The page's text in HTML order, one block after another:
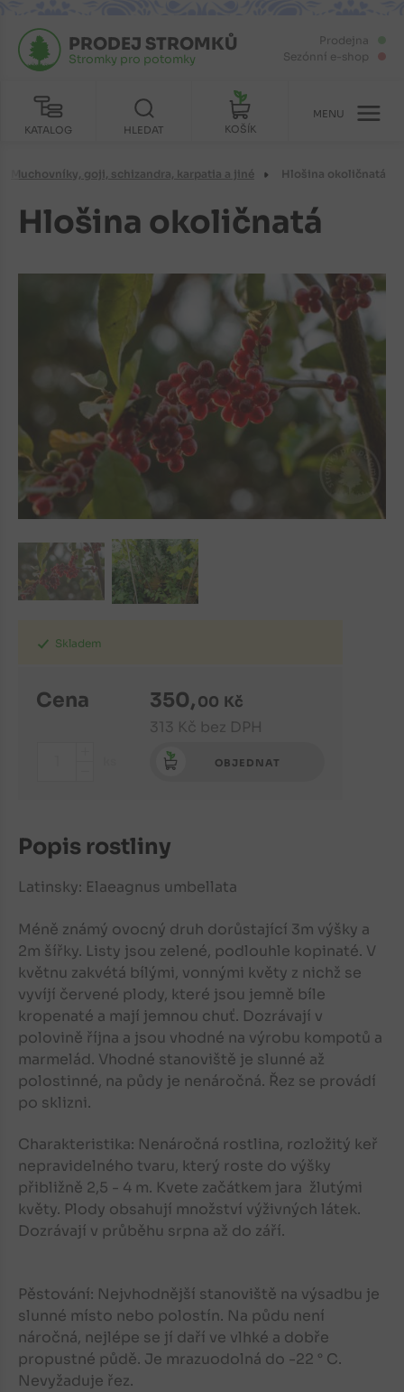
Prodejna
Sezónní e-shop
KATALOG
PRODEJ STROMKŮ
Stromky pro potomky
HLEDAT KOŠÍK
MENU
Muchovníky, goji, schizandra, karpatia a jiné Hlošina okoličnatá
Hlošina okoličnatá
Skladem
Cena 350,00 Kč
313 Kč bez DPH
OBJEDNAT
Popis rostliny
Latinsky: Elaeagnus umbellata
Méně známý ovocný druh dorůstající 3m výšky a
2m šířky. Listy jsou zelené, podlouhle kopinaté. V
květnu zakvétá bílými, vonnými květy z nichž se
vyvíjí červené plody, které jsou jemně bíle
kropenaté a mají jemnou chuť. Dozrávají v
polovině října a jsou vhodné na výrobu kompotů a
marmelád. Vhodné stanoviště je slunné až
polostinné, na půdy je nenáročná. Řez se provádí
po sklizni.
Charakteristika: Nenáročná rostlina, rozložitý keř
nepravidelného tvaru, který roste do výšky
přibližně 2,5 - 4 m. Kvete začátkem jara žlutými
květy. Plody obsahují množství výživných látek.
Dozrávají v průběhu srpna až do září.
Pěstování: Nejvhodnější stanoviště na výsadbu je
slunné místo nebo polostín. Na půdu není
náročná, nejlépe se jí daří ve vlhké a dobře
propustné půdě. Je mrazuodolná do -22 ° C.
Nevyžaduje řez.